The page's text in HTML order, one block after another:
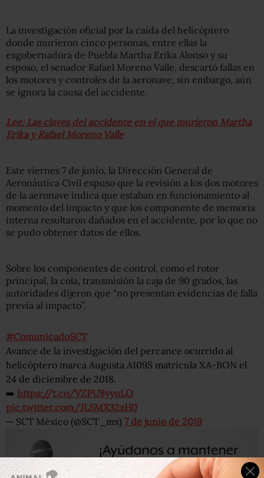
La investigación oficial por la caída del helicóptero
donde murieron cinco personas, entre ellas la
exgobernadora de Puebla Martha Erika Alonso y su
esposo, el senador Rafael Moreno Valle, descartó fallas en
los motores y controles de la aeronave, sin embargo, aún
se ignora la causa del accidente.
Lee: Las claves del accidente en el que murieron Martha
Erika y Rafael Moreno Valle
Este viernes 7 de junio, la Dirección General de
Aeronáutica Civil expuso que la revisión a los dos motores
de la aeronave indica que estaban en funcionamiento al
momento del impacto y que los componente de memoria
interna resultaron dañados en el accidente, por lo que no
se pudo obtener datos de ellos.
Sobre los componentes de control, como el rotor
principal, la cola, transmisión la caja de 90 grados, las
autoridades dijeron que “no presentan evidencias de falla
previa al impacto”.
#ComunicadoSCT
Avance de la investigación del percance ocurrido al
helicóptero marca Augusta A109S matrícula XA-BON el
24 de diciembre de 2018.
➡️ https://t.co/VZPU8yyuLO
pic.twitter.com/JLSMX32zH0
— SCT México (@SCT_mx) 7 de junio de 2019